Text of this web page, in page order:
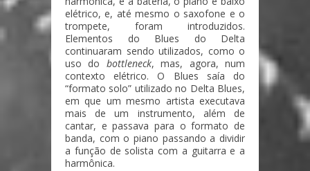
elétrico, e, até mesmo o saxofone e o
trompete, foram introduzidos.
Elementos do Blues do Delta
continuaram sendo utilizados, como o
uso do bottleneck, mas, agora, num
contexto elétrico. O Blues saía do
“formato solo” utilizado no Delta Blues,
em que um mesmo artista executava
mais de um instrumento, além de
cantar, e passava para o formato de
banda, com o piano passando a dividir
a função de solista com a guitarra e a
harmônica.